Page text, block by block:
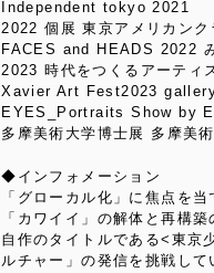
Independent tokyo 2021
2022 個展 東京アメリカンク
FACES and HEADS 2022
2023 時代をつくるアーテ
Xavier Art Fest2023
EYES_Portraits Show by
多摩美術大学博士展 多摩美
◆インフォメーション
「グローカル化」に焦点を
「カワイイ」の解体と再構
自作のタイトルである<東京
ルチャー」の発信を挑戦して